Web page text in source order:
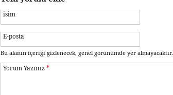
isim
E-posta
Bu alanın içeriği gizlenecek, genel görünümde yer almayacaktır.
Yorum Yazınız*